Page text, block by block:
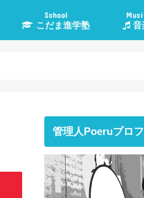
School
こだま進学塾 音
管理人Poeruプロ